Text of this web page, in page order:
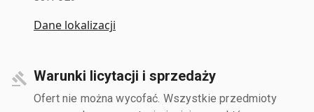
Dane lokalizacji
Warunki licytacji i sprzedaży
Ofert nie można wycofać. Wszystkie przedmioty